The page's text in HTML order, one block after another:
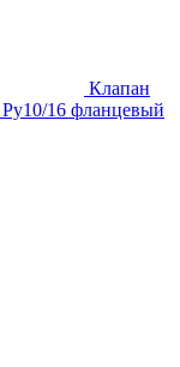
Клапан
16 фланцевый